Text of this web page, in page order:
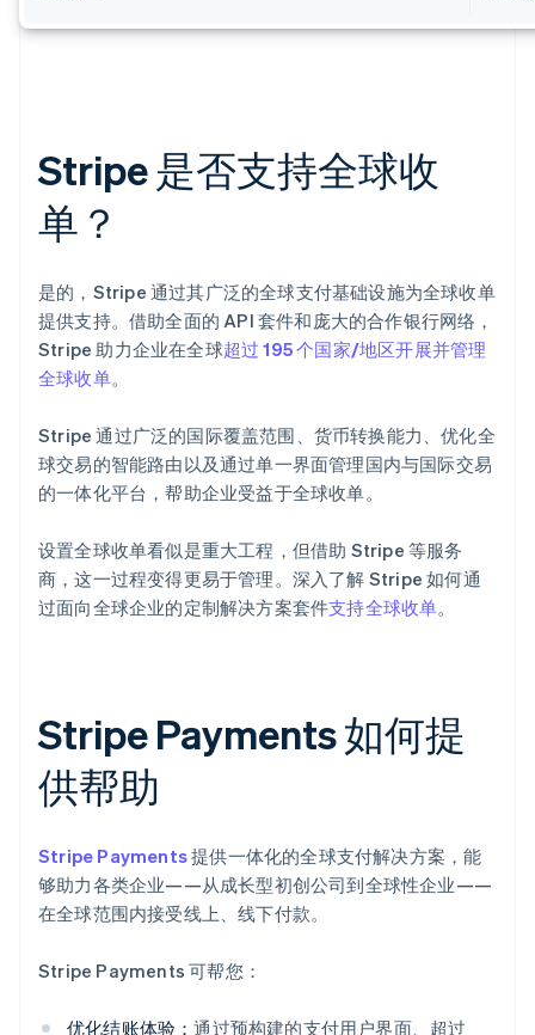
Stripe 是否支持全球收
单？
是的，Stripe 通过其广泛的全球支付基础设施为全球收单
提供支持。借助全面的 API 套件和庞大的合作银行网络，
Stripe 助力企业在全球超过 195 个国家/地区开展并管理
全球收单。
Stripe 通过广泛的国际覆盖范围、货币转换能力、优化全
球交易的智能路由以及通过单一界面管理国内与国际交易
的一体化平台，帮助企业受益于全球收单。
设置全球收单看似是重大工程，但借助 Stripe 等服务
商，这一过程变得更易于管理。深入了解 Stripe 如何通
过面向全球企业的定制解决方案套件支持全球收单。
Stripe Payments 如何提
供帮助
Stripe Payments提供一体化的全球支付解决方案，能
够助力各类企业——从成长型初创公司到全球性企业——
在全球范围内接受线上、线下付款。
Stripe Payments 可帮您：
优化结账体验：通过预构建的支付用户界面、超过